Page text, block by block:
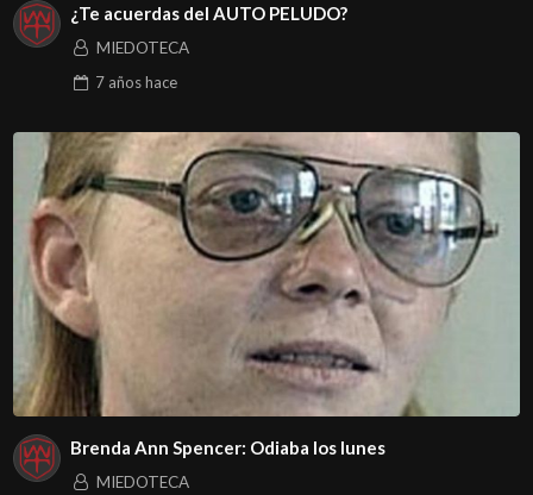
¿Te acuerdas del AUTO PELUDO?
MIEDOTECA
7 añoshace
Brenda Ann Spencer: Odiaba los lunes
MIEDOTECA